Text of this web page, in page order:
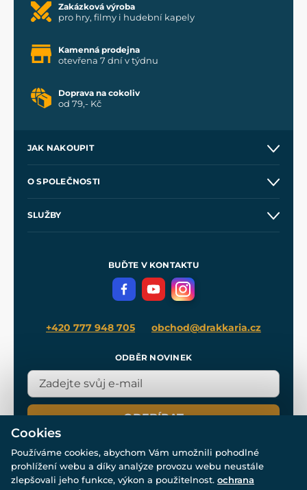
Zakázková výroba
pro hry, filmy i hudební kapely
Kamenná prodejna
otevřena 7 dní v týdnu
Doprava na cokoliv
od 79,- Kč
JAK NAKOUPIT
Velkoobchod
O SPOLEČNOSTI
SLUŽBY
Meče pro Kingdom Come
BUĎTE V KONTAKTU
+420 777 948 705 obchod@drakkaria.cz
ODBĚR NOVINEK
ODEBÍRAT
Cookies
Používáme cookies, abychom Vám umožnili pohodlné
prohlížení webu a díky analýze provozu webu neustále
zlepšovali jeho funkce, výkon a použitelnost. ochrana